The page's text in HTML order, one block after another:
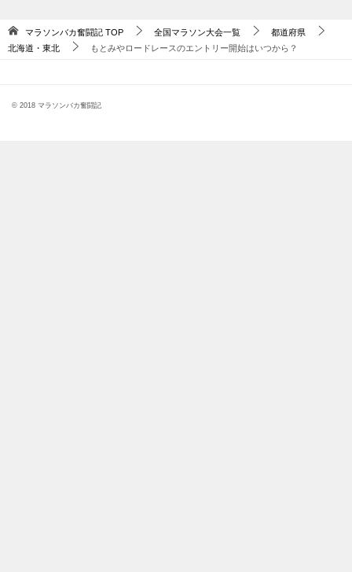
マラソンバカ奮闘記 TOP 全国マラソン大会一覧
都道府県
北海道・東北
もとみやロードレースのエントリー開始はいつから？
© 2018 マラソンバカ奮闘記